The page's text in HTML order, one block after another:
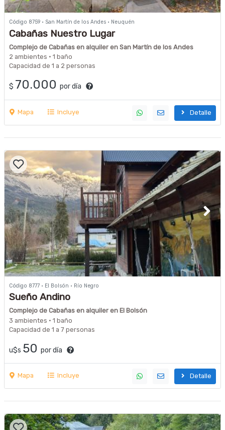
Código 8759 · San Martín de los Andes · Neuquén
Cabañas Nuestro Lugar
Complejo de Cabañas en alquiler en San Martín de los Andes
2 ambientes · 1 baño
Capacidad de 1 a 2 personas
$ 70.000 por día
Mapa Incluye Detalle
Código 8777 · El Bolsón · Río Negro
Sueño Andino
Complejo de Cabañas en alquiler en El Bolsón
3 ambientes · 1 baño
Capacidad de 1 a 7 personas
u$s 50 por día
Mapa Incluye Detalle